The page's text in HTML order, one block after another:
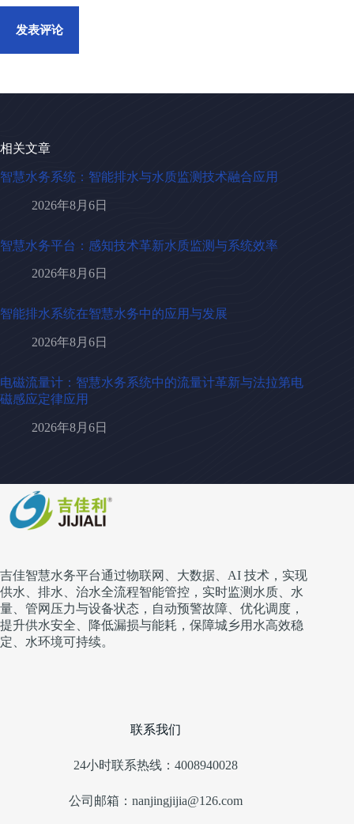
发表评论
相关文章
智慧水务系统：智能排水与水质监测技术融合应用
2026年8月6日
智慧水务平台：感知技术革新水质监测与系统效率
2026年8月6日
智能排水系统在智慧水务中的应用与发展
2026年8月6日
电磁流量计：智慧水务系统中的流量计革新与法拉第电
磁感应定律应用
2026年8月6日
吉佳智慧水务平台通过物联网、大数据、AI 技术，实现
供水、排水、治水全流程智能管控，实时监测水质、水
量、管网压力与设备状态，自动预警故障、优化调度，
提升供水安全、降低漏损与能耗，保障城乡用水高效稳
定、水环境可持续。
联系我们
24小时联系热线：4008940028
公司邮箱：nanjingjijia@126.com